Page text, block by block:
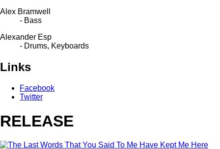
Alex Bramwell
- Bass
Alexander Esp
- Drums, Keyboards
Links
Facebook
Twitter
RELEASE